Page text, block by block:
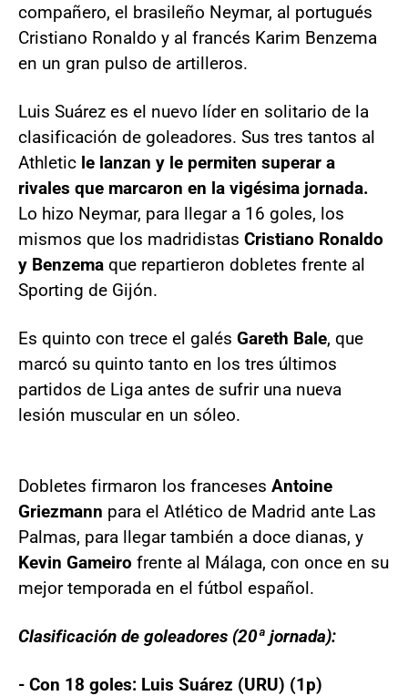
compañero, el brasileño Neymar, al portugués
Cristiano Ronaldo y al francés Karim Benzema
en un gran pulso de artilleros.
Luis Suárez es el nuevo líder en solitario de la
clasificación de goleadores. Sus tres tantos al
Athletic le lanzan y le permiten superar a
rivales que marcaron en la vigésima jornada.
Lo hizo Neymar, para llegar a 16 goles, los
mismos que los madridistas Cristiano Ronaldo
y Benzema que repartieron dobletes frente al
Sporting de Gijón.
Es quinto con trece el galés Gareth Bale, que
marcó su quinto tanto en los tres últimos
partidos de Liga antes de sufrir una nueva
lesión muscular en un sóleo.
Dobletes firmaron los franceses Antoine
Griezmann para el Atlético de Madrid ante Las
Palmas, para llegar también a doce dianas, y
Kevin Gameiro frente al Málaga, con once en su
mejor temporada en el fútbol español.
Clasificación de goleadores (20ª jornada):
- Con 18 goles: Luis Suárez (URU) (1p)